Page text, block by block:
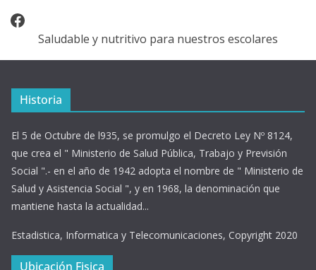
Facebook
Saludable y nutritivo para nuestros escolares
Historia
El 5 de Octubre de l935, se promulgo el Decreto Ley Nº 8124,
que crea el " Ministerio de Salud Pública, Trabajo y Previsión
Social ".- en el año de 1942 adopta el nombre de " Ministerio de
Salud y Asistencia Social ", y en 1968, la denominación que
mantiene hasta la actualidad...
Estadistica, Informatica y Telecomunicaciones, Copyright 2020
Ubicación Fisica